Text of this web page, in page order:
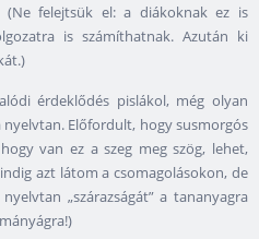
(Ne felejtsük el: a diákoknak ez is
is számíthatnak. Azután ki
érdeklődés pislákol, még olyan
nyelvtan. Előfordult, hogy susmorgós
van ez a szeg meg szög, lehet,
azt látom a csomagolásokon, de
„szárazságát” a tananyagra